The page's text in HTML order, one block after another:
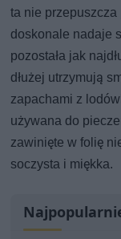
ta nie przepuszcza
doskonale nadaje
pozostała jak
dłużej utrzymują
zapachami z
używana do
zawinięte w folię
soczysta i miękka.